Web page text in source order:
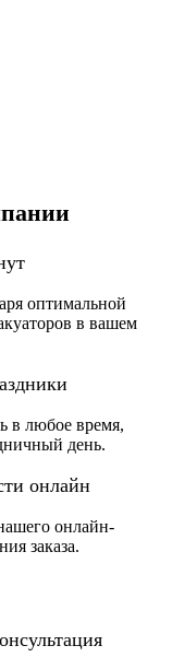
оптимальной
в вашем
в любое время,
день.
онлайн
онлайн-
заказа.